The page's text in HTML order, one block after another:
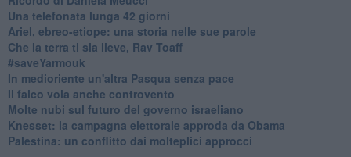
​Una telefonata lunga 42 giorni
​Ariel, ebreo-etiope: una storia nelle sue parole
Che la terra ti sia lieve, Rav Toaff
​#saveYarmouk
​In medioriente un'altra Pasqua senza pace
​Il falco vola anche controvento
Molte nubi sul futuro del governo israeliano
Knesset: la campagna elettorale approda da Obama
Palestina: un conflitto dai molteplici approcci